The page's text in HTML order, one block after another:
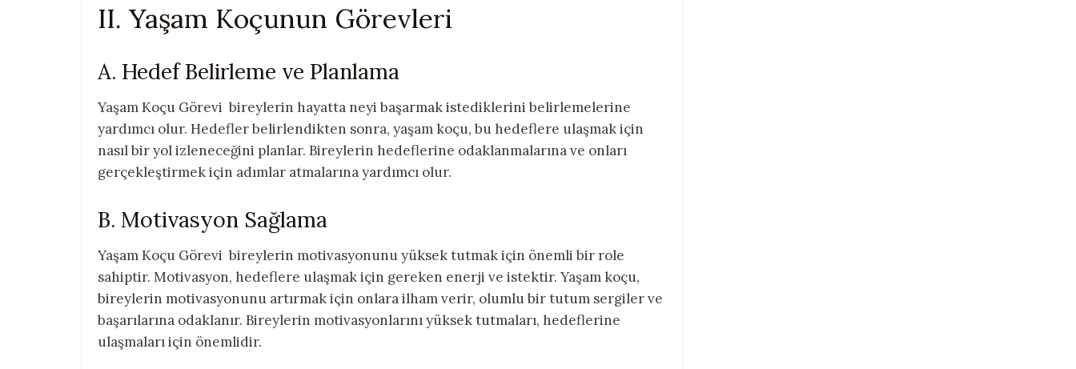
II. Yaşam Koçunun Görevleri
A. Hedef Belirleme ve Planlama
Yaşam Koçu Görevi bireylerin hayatta neyi başarmak istediklerini belirlemelerine
yardımcı olur. Hedefler belirlendikten sonra, yaşam koçu, bu hedeflere ulaşmak için
nasıl bir yol izleneceğini planlar. Bireylerin hedeflerine odaklanmalarına ve onları
gerçekleştirmek için adımlar atmalarına yardımcı olur.
B. Motivasyon Sağlama
Yaşam Koçu Görevi bireylerin motivasyonunu yüksek tutmak için önemli bir role
sahiptir. Motivasyon, hedeflere ulaşmak için gereken enerji ve istektir. Yaşam koçu,
bireylerin motivasyonunu artırmak için onlara ilham verir, olumlu bir tutum sergiler ve
başarılarına odaklanır. Bireylerin motivasyonlarını yüksek tutmaları, hedeflerine
ulaşmaları için önemlidir.